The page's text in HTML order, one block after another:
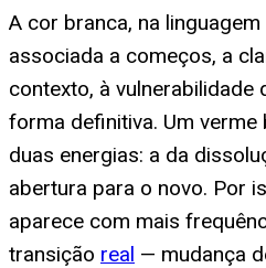
A cor branca, na
associada a começos, a
contexto, à vulnerabilidade
forma definitiva. Um verme
duas energias: a da
abertura para o novo. Por
aparece com mais
transição real — mudança